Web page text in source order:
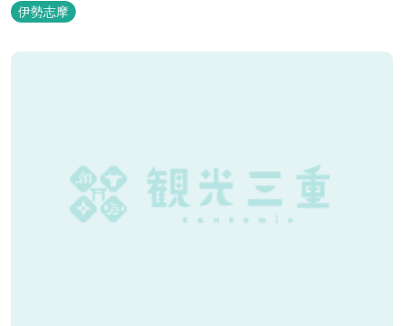
の屋根が連なる外観が印象的で、開放的なスパニッシュスタイルを
取り入れた建築美は陽気で自由な寛ぎを感じさせ、まるで異国に足
を踏み入れたと錯覚するほど、どこを歩いても絵になるホテルで
伊勢志摩